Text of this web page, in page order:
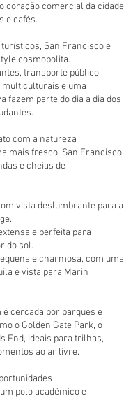
coração comercial da cidade,
e cafés.
San Francisco é
cosmopolita.
transporte público
e uma
fazem parte do dia a dia dos
com a natureza
mais fresco, San Francisco
e cheias de
vista deslumbrante para a
e perfeita para
do sol.
e charmosa, com uma
e vista para Marin
é cercada por parques e
o Golden Gate Park, o
End, ideais para trilhas,
ao ar livre.
polo acadêmico e